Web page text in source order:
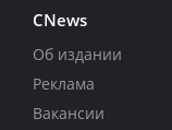
CNews
Об издании
Реклама
Вакансии